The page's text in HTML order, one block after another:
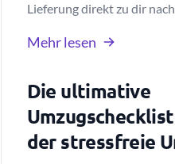
Lieferung direkt zu dir
Mehr lesen
Die ultimative
der stressfreie